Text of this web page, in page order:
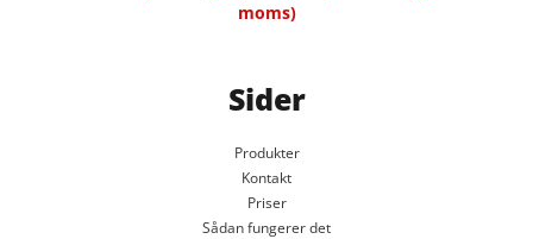
moms)
Sider
Produkter
Kontakt
Priser
Sådan fungerer det